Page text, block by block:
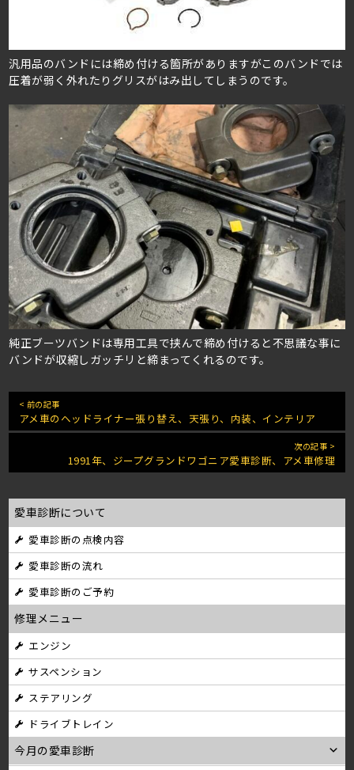
汎用品のバンドには締め付ける箇所がありますがこのバンドでは
圧着が弱く外れたりグリスがはみ出してしまうのです。
純正ブーツバンドは専用工具で挟んで締め付けると不思議な事に
バンドが収縮しガッチリと締まってくれるのです。
< 前の記事
アメ車のヘッドライナー張り替え、天張り、内装、インテリア
次の記事 >
1991年、ジープグランドワゴニア愛車診断、アメ車修理
愛車診断について
愛車診断の点検内容
愛車診断の流れ
愛車診断のご予約
修理メニュー
エンジン
サスペンション
ステアリング
ドライブトレイン
今月の愛車診断